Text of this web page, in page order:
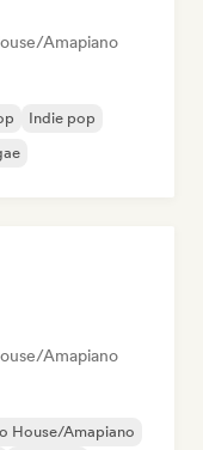
Amapiano
Indie pop
Amapiano
House/Amapiano